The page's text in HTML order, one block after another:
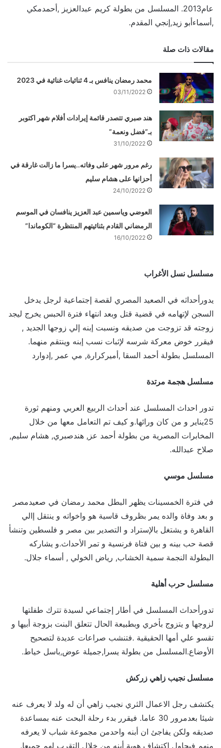
عام2013. المسلسل من بطولة كريم عبدالعزيز ,أحمدمكي
,أسماءأبو زيد,إنجي المقدم.
مقالات ذات صلة
محمد رمضان ينافس بـ 4 ثنائيات غنائية في 2023
03/11/2022
هند صبري تتصدر قائمة إيرادات أفلام شهر اكتوبر
بـ”فضل ونعمة”
31/10/2022
رغم مرور شهر على وفاته..يسرا ما زالت غارقة في
أحزانها على هشام سليم
24/10/2022
العوضي وياسمين عبد العزيز ينافسان في الموسم
الرمضاني القادم بثنائيتهم المنتظرة “الكوماندا”
16/10/2022
مسلسل نسل الأغراب
يدورأحداثه في الصعيد المصري لقصة إجتماعية لرجل يدخل
السجن لإتهامه في قضية قتل وبعد انتهاء فترة الحبس يخرج ليجد
زوجته قد تزوجت من صديقه ونسبت إبنه إلي زوجها الجديد ,
فيقرر خوض معركة شرسه لإثبات نسب إبنه وينتقم منهما.
المسلسل بطولة أحمد السقا ,أميركرارة, مي عمر ,إدوارد
مسلسل هجمة مرتدة
تدور احداث المسلسل عند أحداث الربيع العربي ومنهم ثورة
25يناير و من كان ورائها.و كيف تم التعامل معها من خلال
المخابرات المصرية من بطولة أحمد عز, هندصبري, هشام سليم,
صلاح عبدالله.
مسلسل موسي
في فترة الخمسينات يظهر البطل محمد رمضان في صعيدمصر
و بعد وفاة والده يمر بظروف قاسية هو واخواته و ينتقل إالي
القاهرة و يشتغل بالإستراد و التصدير بين مصر و فلسطين وتنشأ
قصة حب بينه و بين فتاة فرنسية و تمر الأحداث.و يشاركه
البطولة النجمة سمية الخشاب, رياض الخولي , أسماء جلال.
مسلسل حرب أهلية
تدورأحداث المسلسل في أطار إجتماعي لسيدة تترك طفلتها
لزوجها و يتزوج بأخري وبطبيعة الحال تتعلق البنت بزوجة أبيها و
تقسو علي أمها الحقيقية .فتنشب صراعات عديدة لتصحيح
الأوضاع.المسلسل من بطولة يسرا,جميلة عوض,باسل خياط.
مسلسل نجيب زاهي زركش
يكتشف رجل الاعمال الثري نجيب زاهي أن له ولد لا يعرف عنه
شيئا بعدمرور 30 عاما. فيقرر بدء رحلة البحت عنه بمساعدة
صديقه ولكن يفاجئ ان أبنه واحدمن مجموعة شباب لا يعرفه
منهم فيحاول اكتشاف هوية أبنه من خلال التقرب لهم جميعا.